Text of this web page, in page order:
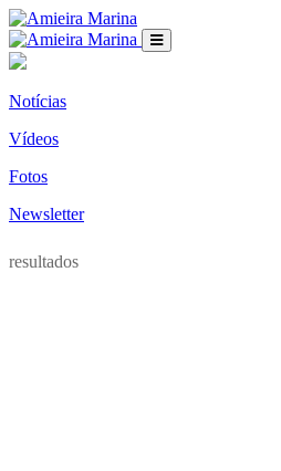
Notícias
Vídeos
Fotos
Newsletter
resultados